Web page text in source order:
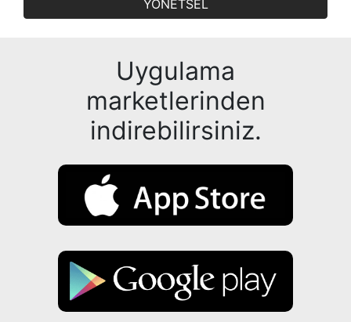
YÖNETSEL
Uygulama
marketlerinden
indirebilirsiniz.